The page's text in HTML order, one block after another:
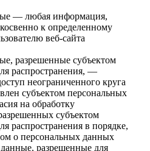
— любая информация,
к определенному
веб-сайта
разрешенные субъектом
распространения, —
неограниченного круга
субъектом персональных
на обработку
субъектом
распространения в порядке,
о персональных данных
разрешенные для